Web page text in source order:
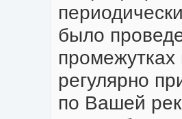
было
регулярно
по Вашей